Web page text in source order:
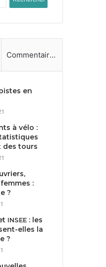
Commentaires
en
à vélo :
des tours
:
?
INSEE : les
elles la
?